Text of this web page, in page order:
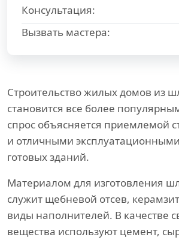
Строительство жилых домов из
становится все более
спрос объясняется приемлемой
и отличными
готовых зданий.
Материалом для изготовления
служит щебневой отсев,
виды наполнителей. В качестве
вещества используют цемент,
Консультация:
Вызвать мастера: